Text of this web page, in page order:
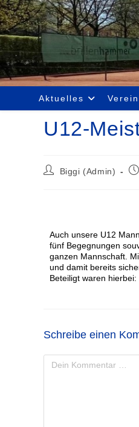
Aktuelles Verein
U12-
Biggi (Admin)
Auch unsere U12
fünf Begegnungen
ganzen Mannschaft.
und damit bereits
Beteiligt waren
Schreibe einen